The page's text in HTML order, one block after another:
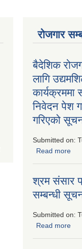
रोजगार
बैदेशिक
लागि
कार्यक्रममा
निवेदन पेश
गरिएको
Submitted on:
Read more
श्रम संसार
सम्बन्धी
Submitted on:
Read more